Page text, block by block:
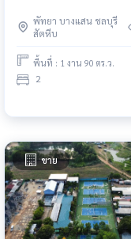
พัทยา บางแสน ชลบุรี
สัตหีบ
พื้นที่ : 1 งาน 90 ตร.ว.
2
ขาย